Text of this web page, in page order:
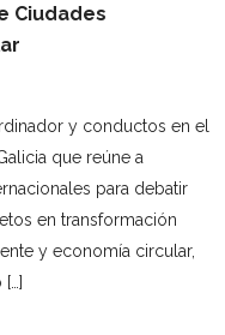
Ciudades
y conductos en el
que reúne a
para debatir
en transformación
y economía circular,